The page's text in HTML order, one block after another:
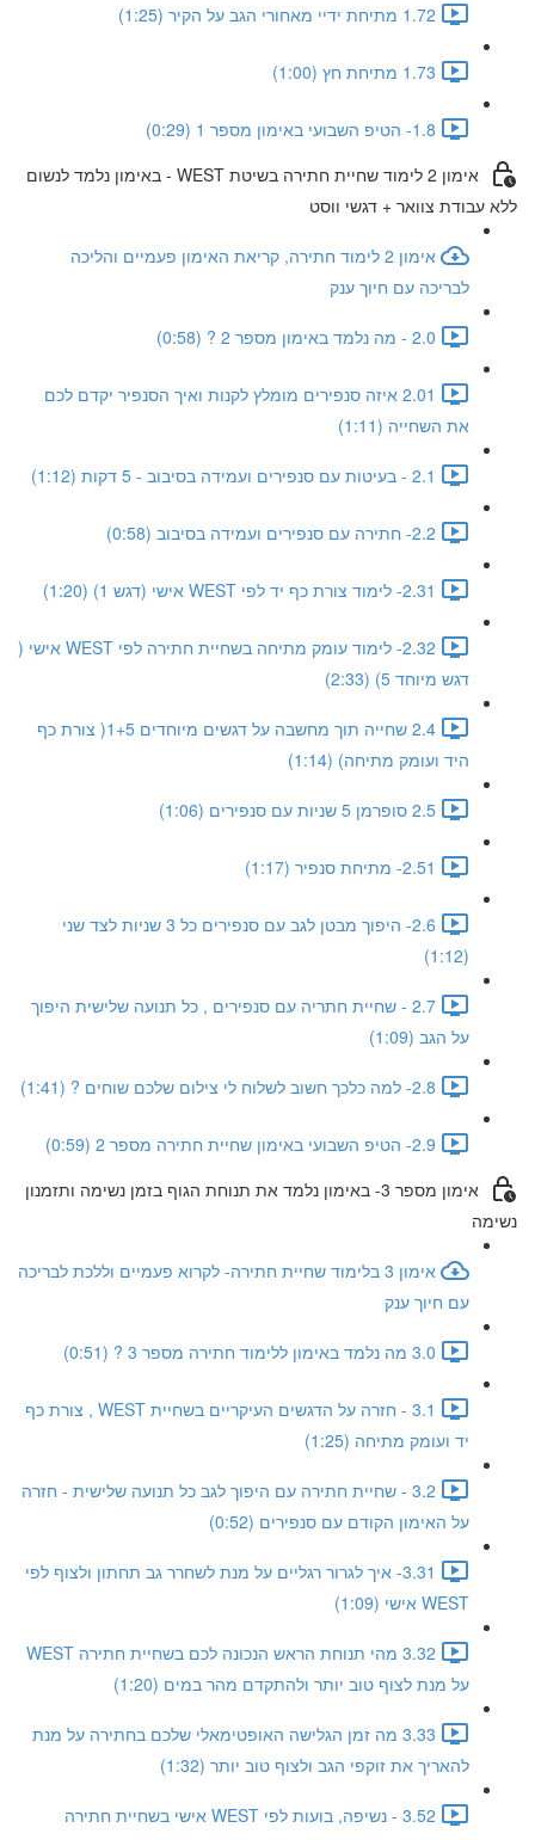
1.72 מתיחת ידיי מאחורי הגב על הקיר (1:25)
1.73 מתיחת חץ (1:00)
1.8- הטיפ השבועי באימון מספר 1 (0:29)
אימון 2 לימוד שחיית חתירה בשיטת WEST - באימון נלמד לנשום
ללא עבודת צוואר + דגשי ווסט
אימון 2 לימוד חתירה, קריאת האימון פעמיים והליכה
לבריכה עם חיוך ענק
2.0 - מה נלמד באימון מספר 2 ? (0:58)
2.01 איזה סנפירים מומלץ לקנות ואיך הסנפיר יקדם לכם
את השחייה (1:11)
2.1 - בעיטות עם סנפירים ועמידה בסיבוב - 5 דקות (1:12)
2.2- חתירה עם סנפירים ועמידה בסיבוב (0:58)
2.31- לימוד צורת כף יד לפי WEST אישי (דגש 1) (1:20)
2.32- לימוד עומק מתיחה בשחיית חתירה לפי WEST אישי (
דגש מיוחד 5) (2:33)
2.4 שחייה תוך מחשבה על דגשים מיוחדים 1+5( צורת כף
היד ועומק מתיחה) (1:14)
2.5 סופרמן 5 שניות עם סנפירים (1:06)
2.51- מתיחת סנפיר (1:17)
2.6- היפוך מבטן לגב עם סנפירים כל 3 שניות לצד שני
(1:12)
2.7 - שחיית חתריה עם סנפירים , כל תנועה שלישית היפוך
על הגב (1:09)
2.8- למה כלכך חשוב לשלוח לי צילום שלכם שוחים ? (1:41)
2.9- הטיפ השבועי באימון שחיית חתירה מספר 2 (0:59)
אימון מספר 3- באימון נלמד את תנוחת הגוף בזמן נשימה ותזמנון
נשימה
אימון 3 בלימוד שחיית חתירה- לקרוא פעמיים וללכת לבריכה
עם חיוך ענק
3.0 מה נלמד באימון ללימוד חתירה מספר 3 ? (0:51)
3.1 - חזרה על הדגשים העיקריים בשחיית WEST , צורת כף
יד ועומק מתיחה (1:25)
3.2 - שחיית חתירה עם היפוך לגב כל תנועה שלישית - חזרה
על האימון הקודם עם סנפירים (0:52)
3.31- איך לגרור רגליים על מנת לשחרר גב תחתון ולצוף לפי
WEST אישי (1:09)
3.32 מהי תנוחת הראש הנכונה לכם בשחיית חתירה WEST
על מנת לצוף טוב יותר ולהתקדם מהר במים (1:20)
3.33 מה זמן הגלישה האופטימאלי שלכם בחתירה על מנת
להאריך את זוקפי הגב ולצוף טוב יותר (1:32)
3.52 - נשיפה, בועות לפי WEST אישי בשחיית חתירה